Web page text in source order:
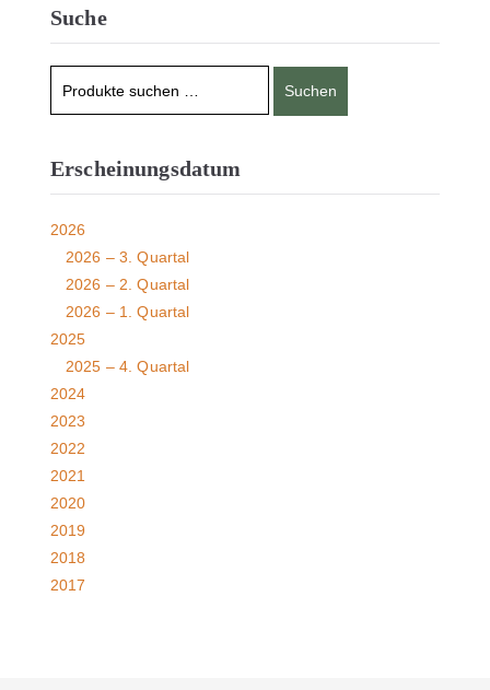
Suche
Suchen
Erscheinungsdatum
2026
2026 – 3. Quartal
2026 – 2. Quartal
2026 – 1. Quartal
2025
2025 – 4. Quartal
2024
2023
2022
2021
2020
2019
2018
2017